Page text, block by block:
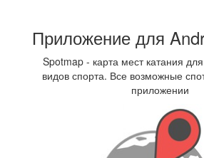
Приложение для
Spotmap - карта мест катания
видов спорта. Все возможные
приложении